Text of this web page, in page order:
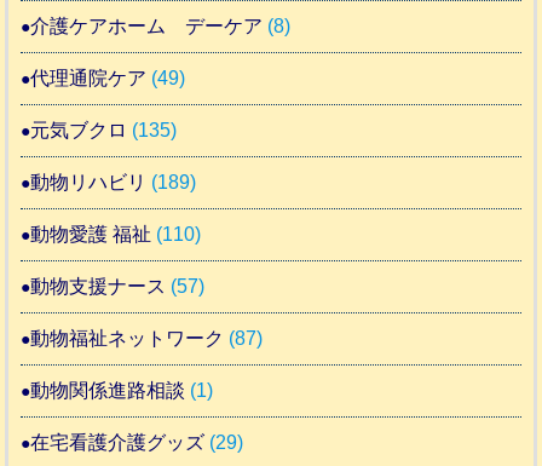
介護ケアホーム デーケア (8)
代理通院ケア (49)
元気ブクロ (135)
動物リハビリ (189)
動物愛護 福祉 (110)
動物支援ナース (57)
動物福祉ネットワーク (87)
動物関係進路相談 (1)
在宅看護介護グッズ (29)